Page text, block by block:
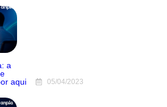
a
aqui
05/04/2023